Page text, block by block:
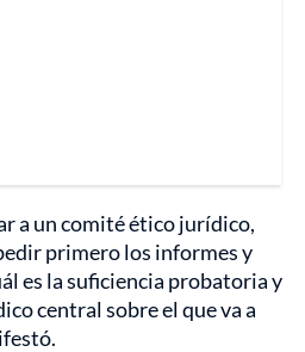
a un comité ético jurídico,
primero los informes y
es la suficiencia probatoria y
central sobre el que va a